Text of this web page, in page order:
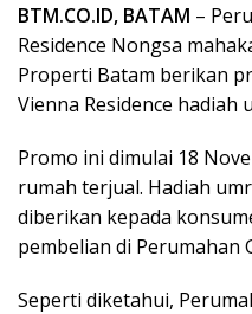
BTM.CO.ID, BATAM –
Residence Nongsa
Properti Batam berikan
Vienna Residence hadiah
Promo ini dimulai 18
rumah terjual. Hadiah
diberikan kepada
pembelian di Perumahan
Seperti diketahui,